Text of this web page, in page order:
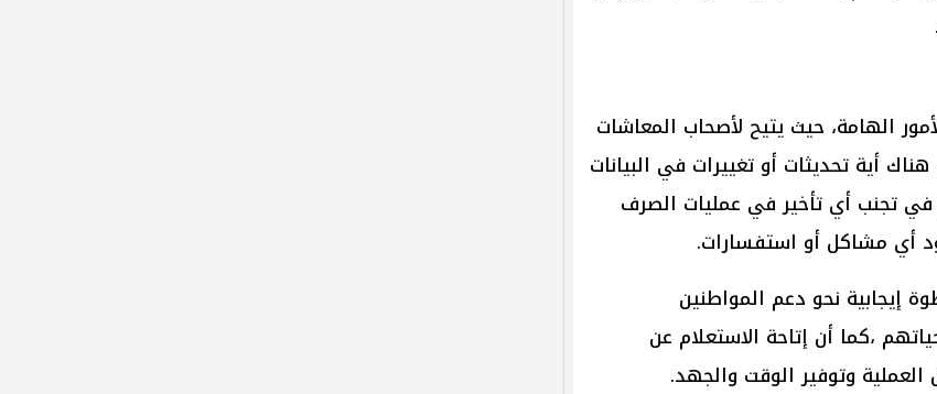
الهامة، حيث يتيح لأصحاب المعاشات
أية تحديثات أو تغييرات في البيانات
في تجنب أي تأخير في عمليات الصرف
أي مشاكل أو استفسارات.
إيجابية نحو دعم المواطنين
،كما أن إتاحة الاستعلام عن
وتوفير الوقت والجهد.